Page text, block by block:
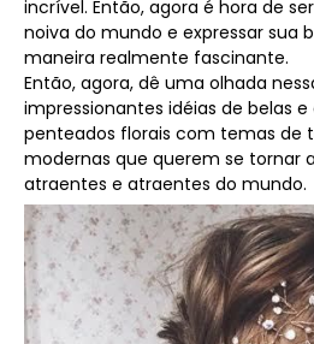
incrível. Então, agora é hora de
noiva do mundo e expressar sua
maneira realmente fascinante.
Então, agora, dê uma olhada
impressionantes idéias de belas
penteados florais com temas de
modernas que querem se tornar
atraentes e atraentes do mundo.